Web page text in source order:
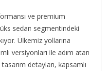
ve premium
sedan segmentindeki
Ülkemiz yollarına
versiyonları ile adım atan
detayları, kapsamlı